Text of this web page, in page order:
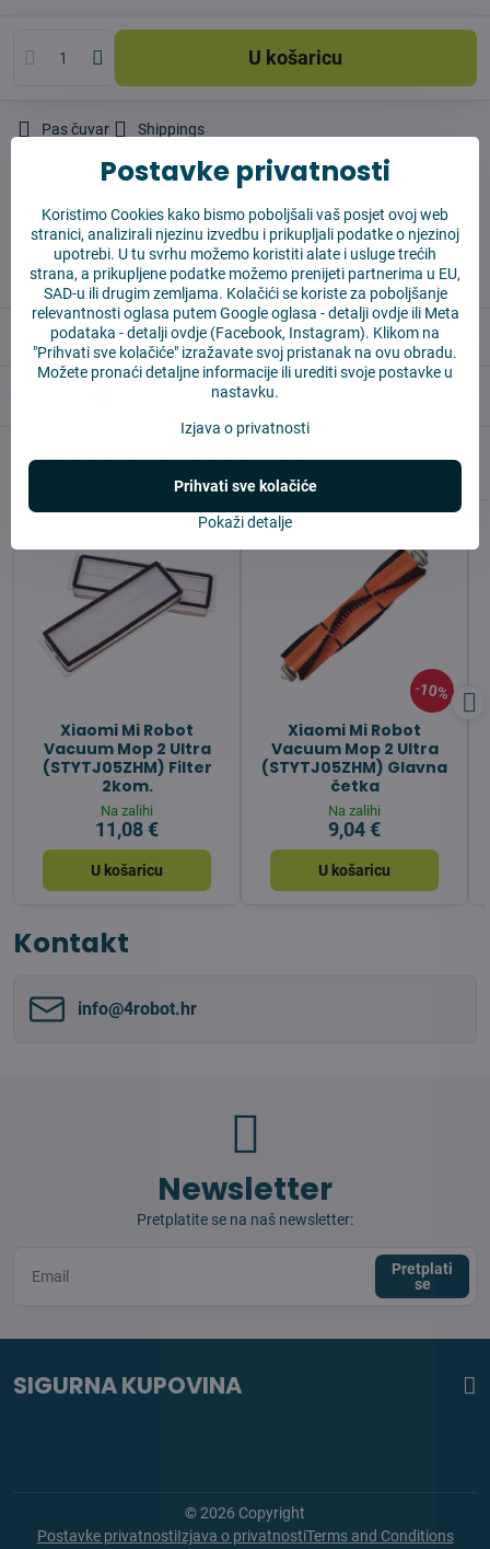
U košaricu
Pas čuvar Shippings
Vysajto.sk
✅ Spremno za slanje odmah
✅ BESPLATNA dostava iznad 55 EUR
✅ 14 dana za povrat robe
Opis
Alternativni proizvodi
Xiaomi Mi Robot
Vacuum Mop 2 Ultra
(STYTJ05ZHM) Filter
2kom.
Na zalihi
11,08 €
U košaricu
10%
Xiaomi Mi Robot
Vacuum Mop 2 Ultra
(STYTJ05ZHM) Glavna
četka
Na zalihi
9,04 €
U košaricu
Kontakt
info​@4robot​.hr
Newsletter
Pretplatite se na naš newsletter:
Pretplati
se
SIGURNA KUPOVINA
©2026 Copyright
Postavke privatnostiIzjava o privatnostiTerms and Conditions
Postavke privatnosti
Koristimo Cookies kako bismo poboljšali vaš posjet ovoj web
stranici, analizirali njezinu izvedbu i prikupljali podatke o njezinoj
upotrebi. U tu svrhu možemo koristiti alate i usluge trećih
strana, a prikupljene podatke možemo prenijeti partnerima u EU,
SAD-u ili drugim zemljama. Kolačići se koriste za poboljšanje
relevantnosti oglasa putem Google oglasa -detalji ovdjeili Meta
podataka -detalji ovdje (Facebook, Instagram). Klikom na
"Prihvati sve kolačiće" izražavate svoj pristanak na ovu obradu.
Možete pronaći detaljne informacije ili urediti svoje postavke u
nastavku.
Izjava o privatnosti
Pokaži detalje
Prihvati sve kolačiće